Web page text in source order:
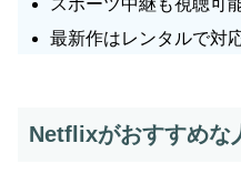
スポーツ中継も視聴可
最新作はレンタルで対
Netflixがおすすめな